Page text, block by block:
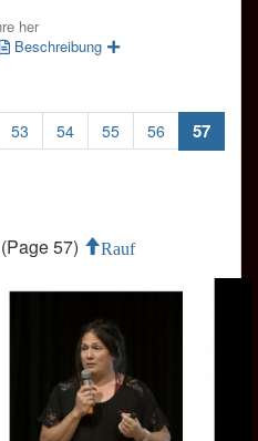
her
Beschreibung
53 54 55 56 57
57) Rauf